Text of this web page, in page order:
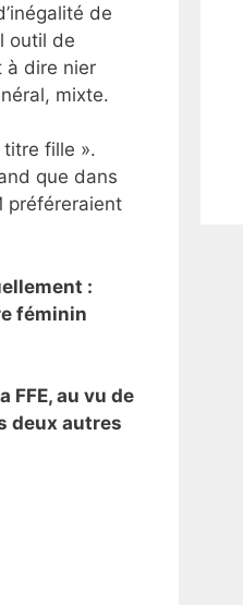
de
outil de
à dire nier
mixte.
fille ».
que dans
préféreraient
:
féminin
FFE, au vu de
deux autres